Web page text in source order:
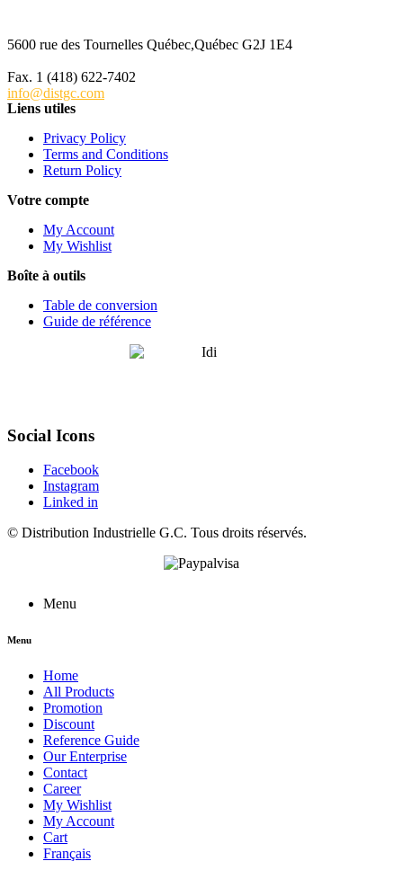
5600 rue des Tournelles Québec,Québec G2J 1E4
Fax. 1 (418) 622-7402
info@distgc.com
Liens utiles
Privacy Policy
Terms and Conditions
Return Policy
Votre compte
My Account
My Wishlist
Boîte à outils
Table de conversion
Guide de référence
Social Icons
Facebook
Instagram
Linked in
© Distribution Industrielle G.C. Tous droits réservés.
Menu
Menu
Home
All Products
Promotion
Discount
Reference Guide
Our Enterprise
Contact
Career
My Wishlist
My Account
Cart
Français